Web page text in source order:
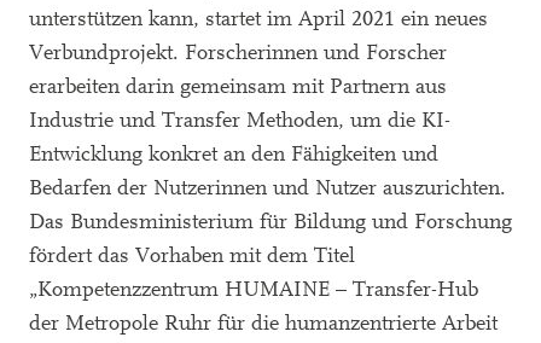
unterstützen kann, startet im April 2021 ein neues
Verbundprojekt. Forscherinnen und Forscher
erarbeiten darin gemeinsam mit Partnern aus
Industrie und Transfer Methoden, um die KI-
Entwicklung konkret an den Fähigkeiten und
Bedarfen der Nutzerinnen und Nutzer auszurichten.
Das Bundesministerium für Bildung und Forschung
fördert das Vorhaben mit dem Titel
„Kompetenzzentrum HUMAINE – Transfer-Hub
der Metropole Ruhr für die humanzentrierte Arbeit